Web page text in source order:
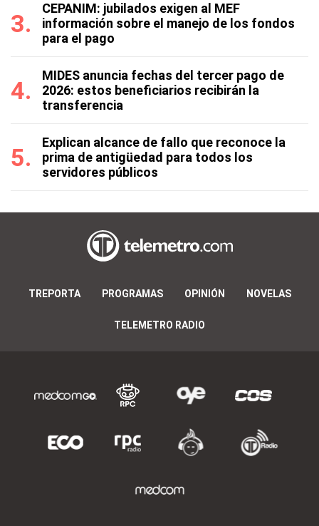
CEPANIM: jubilados exigen al MEF
información sobre el manejo de los fondos
para el pago
MIDES anuncia fechas del tercer pago de
2026: estos beneficiarios recibirán la
transferencia
Explican alcance de fallo que reconoce la
prima de antigüedad para todos los
servidores públicos
TREPORTA PROGRAMAS OPINIÓN NOVELAS
TELEMETRO RADIO